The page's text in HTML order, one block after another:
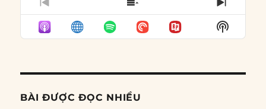
PREVIOUS
EPISODE
SHOW
EPISODES
LIST
NEXT
Show
Podcast
BÀI ĐƯỢC ĐỌC NHIỀU